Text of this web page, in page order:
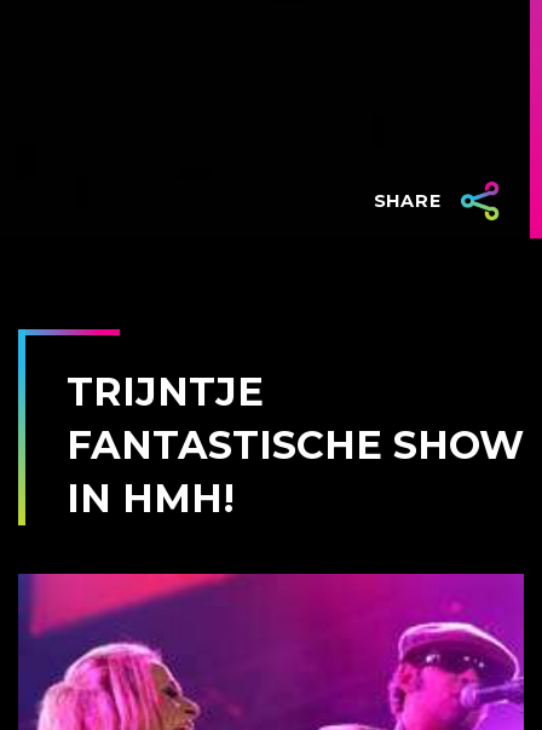
SHARE
TRIJNTJE
FANTASTISCHE SHOW
IN HMH!